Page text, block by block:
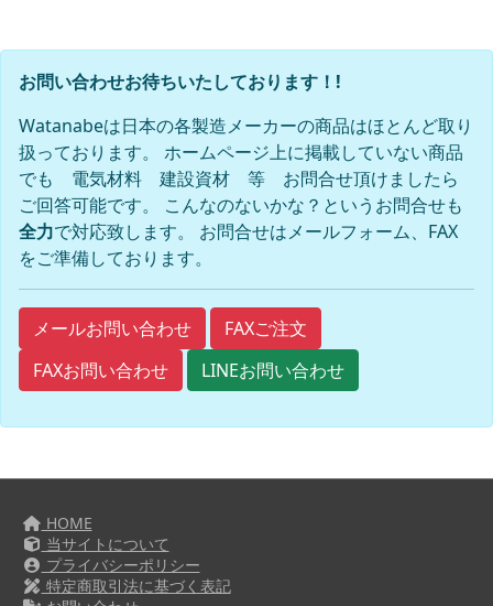
お問い合わせお待ちいたしております！!
Watanabeは日本の各製造メーカーの商品はほとんど取り
扱っております。 ホームページ上に掲載していない商品
でも 電気材料 建設資材 等 お問合せ頂けましたら
ご回答可能です。 こんなのないかな？というお問合せも
全力で対応致します。 お問合せはメールフォーム、FAX
をご準備しております。
メールお問い合わせ
FAXご注文
FAXお問い合わせ
LINEお問い合わせ
HOME
当サイトについて
プライバシーポリシー
特定商取引法に基づく表記